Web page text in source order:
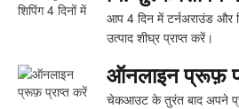
आप 4 दिन में टर्नअराउंड और
उत्पाद शीघ्र प्राप्त करें।
ऑनलाइन प्रूफ़
चेकआउट के तुरंत बाद अपने